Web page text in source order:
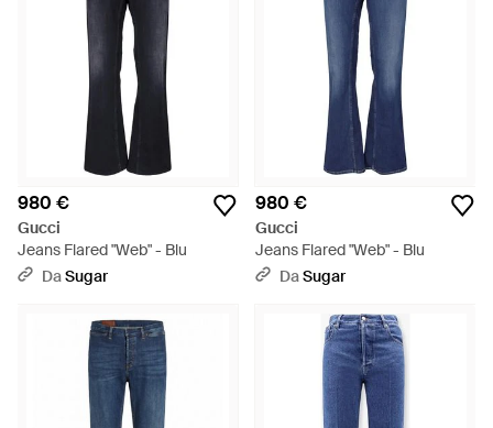
980 €
Gucci
Jeans Flared "Web" - Blu
DaSugar
980 €
Gucci
Jeans Flared "Web" - Blu
DaSugar